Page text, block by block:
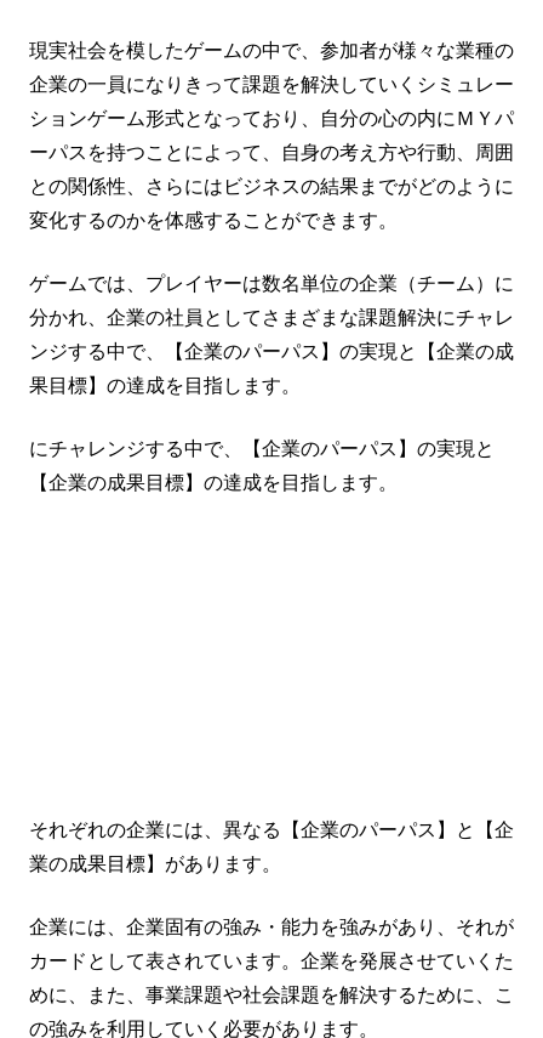
現実社会を模したゲームの中で、参加者が様々な業種の
企業の一員になりきって課題を解決していくシミュレー
ションゲーム形式となっており、自分の心の内にＭＹパ
ーパスを持つことによって、自身の考え方や行動、周囲
との関係性、さらにはビジネスの結果までがどのように
変化するのかを体感することができます。
ゲームでは、プレイヤーは数名単位の企業（チーム）に
分かれ、企業の社員としてさまざまな課題解決にチャレ
ンジする中で、【企業のパーパス】の実現と【企業の成
果目標】の達成を目指します。
にチャレンジする中で、【企業のパーパス】の実現と
【企業の成果目標】の達成を目指します。
それぞれの企業には、異なる【企業のパーパス】と【企
業の成果目標】があります。
企業には、企業固有の強み・能力を強みがあり、それが
カードとして表されています。企業を発展させていくた
めに、また、事業課題や社会課題を解決するために、こ
の強みを利用していく必要があります。